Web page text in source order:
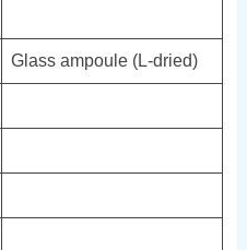
Glass ampoule (L-dried)